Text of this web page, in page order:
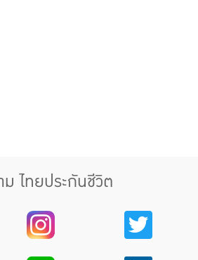
ไทยประกันชีวิต